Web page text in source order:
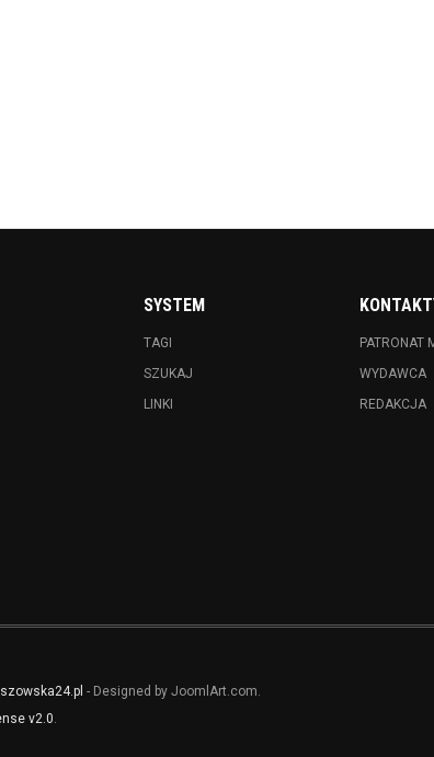
SYSTEM
TAGI
SZUKAJ
LINKI
PATRONAT
WYDAWCA
REDAKCJA
- Designed by JoomlArt.com.
v2.0.